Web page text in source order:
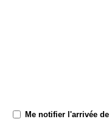
Me notifier l'arrivée